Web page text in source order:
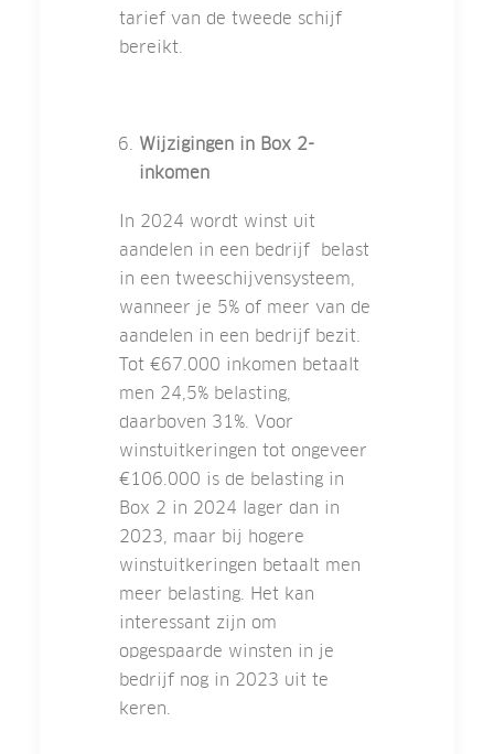
tarief van de tweede schijf
bereikt.
Wijzigingen in Box 2-
inkomen
In 2024 wordt winst uit
aandelen in een bedrijf belast
in een tweeschijvensysteem,
wanneer je 5% of meer van de
aandelen in een bedrijf bezit.
Tot €67.000 inkomen betaalt
men 24,5% belasting,
daarboven 31%. Voor
winstuitkeringen tot ongeveer
€106.000 is de belasting in
Box 2 in 2024 lager dan in
2023, maar bij hogere
winstuitkeringen betaalt men
meer belasting. Het kan
interessant zijn om
opgespaarde winsten in je
bedrijf nog in 2023 uit te
keren.